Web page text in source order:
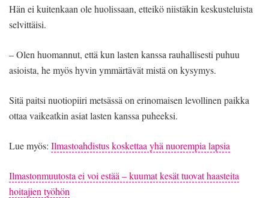
Hän ei kuitenkaan ole huolissaan, etteikö niistäkin keskusteluista
selvittäisi.
– Olen huomannut, että kun lasten kanssa rauhallisesti puhuu
asioista, he myös hyvin ymmärtävät mistä on kysymys.
Sitä paitsi nuotiopiiri metsässä on erinomaisen levollinen paikka
ottaa vaikeatkin asiat lasten kanssa puheeksi.
Lue myös: Ilmastoahdistus koskettaa yhä nuorempia lapsia
Ilmastonmuutosta ei voi estää – kuumat kesät tuovat haasteita
hoitajien työhön